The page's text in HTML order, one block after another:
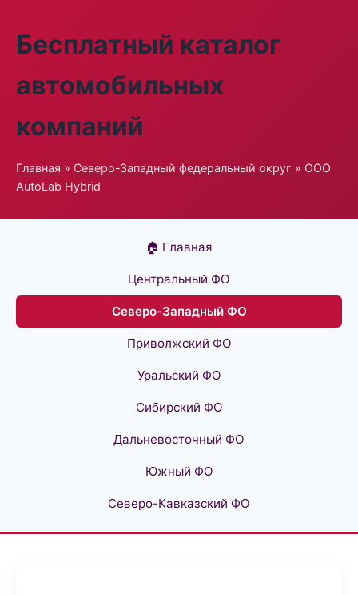
Бесплатный каталог
автомобильных
компаний
Главная » Северо-Западный федеральный округ » ООО
AutoLab Hybrid
🏠 Главная
Центральный ФО
Северо-Западный ФО
Приволжский ФО
Уральский ФО
Сибирский ФО
Дальневосточный ФО
Южный ФО
Северо-Кавказский ФО